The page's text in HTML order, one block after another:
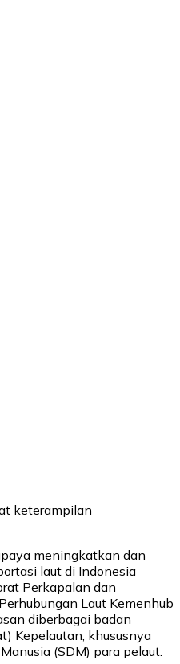
keterampilan
meningkatkan dan
laut di Indonesia
Perkapalan dan
Laut Kemenhub
diberbagai badan
Kepelautan, khususnya
(SDM) para pelaut.